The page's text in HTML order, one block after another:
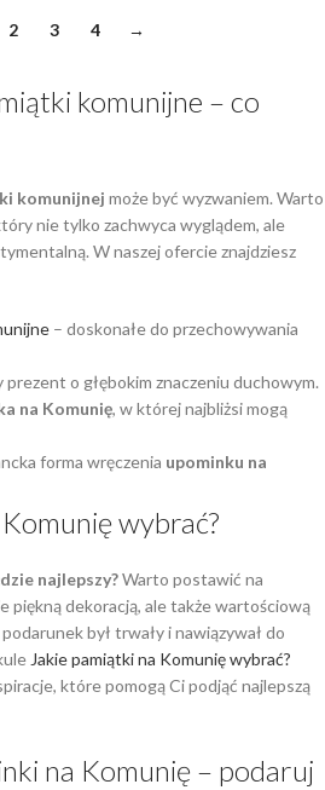
2 3 4 →
komunijne – co
komunijnej może być wyzwaniem. Warto
nie tylko zachwyca wyglądem, ale
W naszej ofercie znajdziesz
– doskonałe do przechowywania
prezent o głębokim znaczeniu duchowym.
na Komunię, w której najbliżsi mogą
forma wręczenia upominku na
wybrać?
najlepszy?Warto postawić na
piękną dekoracją, ale także wartościową
był trwały i nawiązywał do
Jakie pamiątki na Komunię wybrać?
które pomogą Ci podjąć najlepszą
na Komunię – podaruj